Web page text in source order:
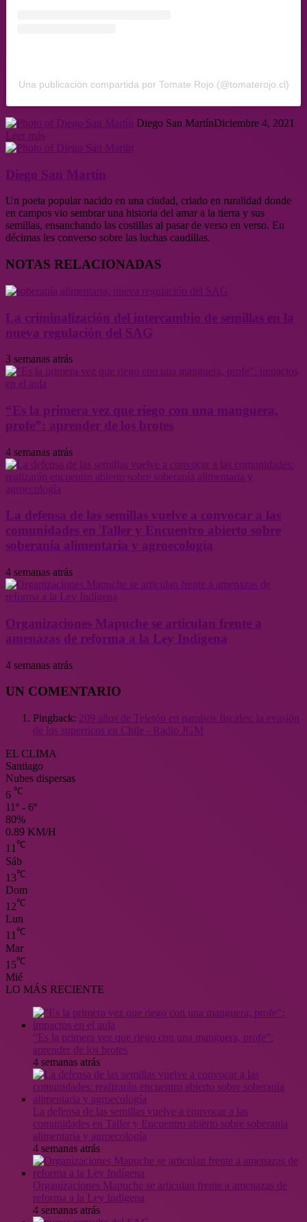
Una publicación compartida por Tomate Rojo (@tomaterojo.cl)
Diego San MartínDiciembre 4, 2021
Diego San Martín
Un poeta popular nacido en una ciudad, criado en ruralidad donde
en campos vio sembrar una historia del amar a la tierra y sus
semillas, ensanchando las costillas al pasar de verso en verso. En
décimas les converso sobre las luchas caudillas.
NOTAS RELACIONADAS
La criminalización del intercambio de semillas en la
nueva regulación del SAG
3 semanas atrás
“Es la primera vez que riego con una manguera,
profe”: aprender de los brotes
4 semanas atrás
La defensa de las semillas vuelve a convocar a las
comunidades en Taller y Encuentro abierto sobre
soberanía alimentaria y agroecología
4 semanas atrás
Organizaciones Mapuche se articulan frente a
amenazas de reforma a la Ley Indígena
4 semanas atrás
UN COMENTARIO
Pingback: 209 años de Teletón en paraísos fiscales: la evasión
de los superricos en Chile - Radio JGM
EL CLIMA
Santiago
Nubes dispersas
6 ℃
11º - 6º
80%
0.89 KM/H
11℃
Sáb
13℃
Dom
12℃
Lun
11℃
Mar
15℃
Mié
LO MÁS RECIENTE
“Es la primera vez que riego con una manguera, profe”:
aprender de los brotes
4 semanas atrás
La defensa de las semillas vuelve a convocar a las
comunidades en Taller y Encuentro abierto sobre soberanía
alimentaria y agroecología
4 semanas atrás
Organizaciones Mapuche se articulan frente a amenazas de
reforma a la Ley Indígena
4 semanas atrás